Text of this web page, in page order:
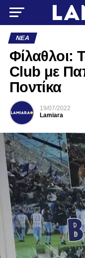
ΝΈΑ
Φίλαθλοι:
Club με
Ποντίκα
19/07/2022
Lamiara